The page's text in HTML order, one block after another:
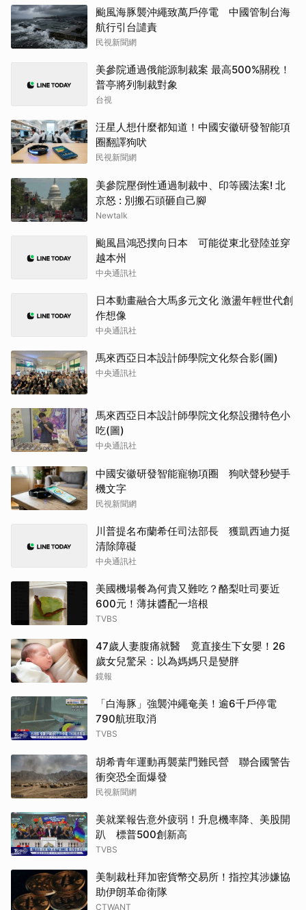
颱風海豚襲沖繩致萬戶停電 中國管制台海
航行引台譴責
民視新聞網
美參院通過俄能源制裁案 最高500%關稅！
普亭將列制裁對象
台視
汪星人想什麼都知道！中國安徽研發智能項
圈翻譯狗吠
民視新聞網
美參院壓倒性通過制裁中、印等國法案! 北
京怒 : 別搬石頭砸自己腳
Newtalk
颱風昌鴻恐撲向日本 可能從東北登陸並穿
越本州
中央通訊社
日本動畫融合大馬多元文化 激盪年輕世代創
作想像
中央通訊社
馬來西亞日本設計師學院文化祭合影(圖)
中央通訊社
馬來西亞日本設計師學院文化祭設攤特色小
吃(圖)
中央通訊社
中國安徽研發智能寵物項圈 狗吠聲秒變手
機文字
民視新聞網
川普提名布蘭希任司法部長 獲凱西迪力挺
清除障礙
中央通訊社
美國機場餐為何貴又難吃？酪梨吐司要近
600元！薄抹醬配一培根
TVBS
47歲人妻腹痛就醫 竟直接生下女嬰！26
歲女兒驚呆：以為媽媽只是變胖
鏡報
「白海豚」強襲沖繩奄美！逾6千戶停電
790航班取消
TVBS
胡希青年運動再襲葉門難民營 聯合國警告
衝突恐全面爆發
民視新聞網
美就業報告意外疲弱！升息機率降、美股開
趴 標普500創新高
TVBS
美制裁杜拜加密貨幣交易所！指控其涉嫌協
助伊朗革命衛隊
CTWANT